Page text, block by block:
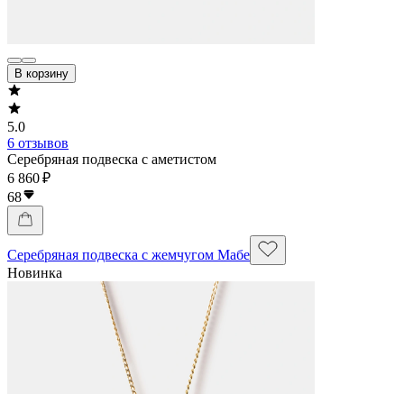
В корзину
5.0
6 отзывов
Серебряная подвеска с аметистом
6 860 ₽
68
Серебряная подвеска с жемчугом Мабе
Новинка